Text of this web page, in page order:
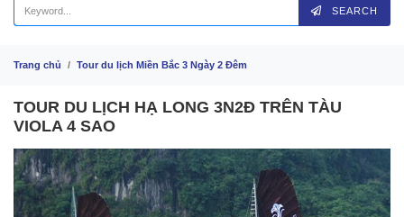
SEARCH
Trang chủ Tour du lịch Miền Bắc 3 Ngày 2 Đêm
TOUR DU LỊCH HẠ LONG 3N2Đ TRÊN TÀU
VIOLA 4 SAO